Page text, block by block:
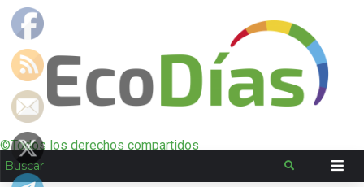
©Todos los derechos compartidos